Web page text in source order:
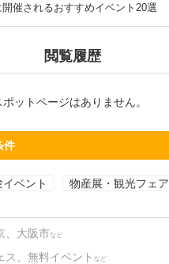
催されるおすすめイベント20選
閲覧履歴
ットページはありません。
件
イベント 物産展・観光フェア
、大阪市 など
ス、無料イベント など